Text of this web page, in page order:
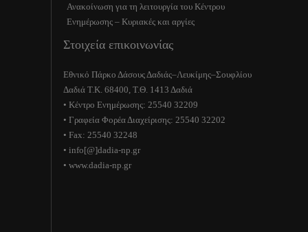
Ανακοίνωση για τη λειτουργία του Κέντρου
Ενημέρωσης – Κυριακές και αργίες
Στοιχεία επικοινωνίας
Εθνικό Πάρκο Δάσους Δαδιάς–Λευκίμης–Σουφλίου
Δαδιά Τ.Κ. 68400, Τ.Θ. 1413 Δαδιά
• Κέντρο Ενημέρωσης: 25540 32209
• Γραφεία Φορέα Διαχείρισης: 25540 32202
• Fax: 25540 32248
• info[@]dadia-np.gr
• www.dadia-np.gr